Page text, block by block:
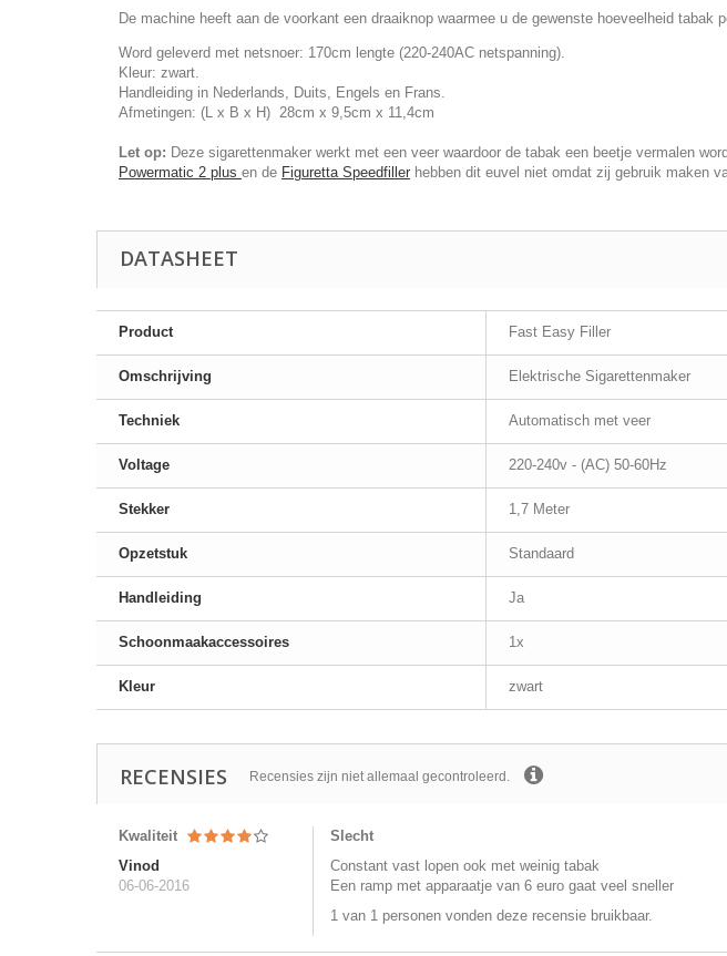
De machine heeft aan de voorkant een draaiknop waarmee u de gewenste hoeveelheid tabak
Word geleverd met netsnoer: 170cm lengte (220-240AC netspanning).
Kleur: zwart.
Handleiding in Nederlands, Duits, Engels en Frans.
Afmetingen: (L x B x H) 28cm x 9,5cm x 11,4cm
Let op: Deze sigarettenmaker werkt met een veer waardoor de tabak een beetje vermalen
Powermatic 2 plus en de Figuretta Speedfiller hebben dit euvel niet omdat zij gebruik maken
DATASHEET
Product Fast Easy Filler
Omschrijving Elektrische Sigarettenmaker
Techniek Automatisch met veer
Voltage 220-240v - (AC) 50-60Hz
Stekker 1,7 Meter
Opzetstuk Standaard
Handleiding Ja
Schoonmaakaccessoires 1x
Kleur zwart
RECENSIES Recensies zijn niet allemaal gecontroleerd.
Kwaliteit
Vinod
06-06-2016
Slecht
Constant vast lopen ook met weinig tabak
Een ramp met apparaatje van 6 euro gaat veel sneller
1 van 1 personen vonden deze recensie bruikbaar.